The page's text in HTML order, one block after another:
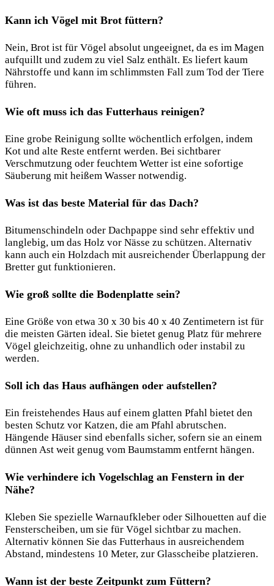
Kann ich Vögel mit Brot füttern?
Nein, Brot ist für Vögel absolut ungeeignet, da es im Magen
aufquillt und zudem zu viel Salz enthält. Es liefert kaum
Nährstoffe und kann im schlimmsten Fall zum Tod der Tiere
führen.
Wie oft muss ich das Futterhaus reinigen?
Eine grobe Reinigung sollte wöchentlich erfolgen, indem
Kot und alte Reste entfernt werden. Bei sichtbarer
Verschmutzung oder feuchtem Wetter ist eine sofortige
Säuberung mit heißem Wasser notwendig.
Was ist das beste Material für das Dach?
Bitumenschindeln oder Dachpappe sind sehr effektiv und
langlebig, um das Holz vor Nässe zu schützen. Alternativ
kann auch ein Holzdach mit ausreichender Überlappung der
Bretter gut funktionieren.
Wie groß sollte die Bodenplatte sein?
Eine Größe von etwa 30 x 30 bis 40 x 40 Zentimetern ist für
die meisten Gärten ideal. Sie bietet genug Platz für mehrere
Vögel gleichzeitig, ohne zu unhandlich oder instabil zu
werden.
Soll ich das Haus aufhängen oder aufstellen?
Ein freistehendes Haus auf einem glatten Pfahl bietet den
besten Schutz vor Katzen, die am Pfahl abrutschen.
Hängende Häuser sind ebenfalls sicher, sofern sie an einem
dünnen Ast weit genug vom Baumstamm entfernt hängen.
Wie verhindere ich Vogelschlag an Fenstern in der
Nähe?
Kleben Sie spezielle Warnaufkleber oder Silhouetten auf die
Fensterscheiben, um sie für Vögel sichtbar zu machen.
Alternativ können Sie das Futterhaus in ausreichendem
Abstand, mindestens 10 Meter, zur Glasscheibe platzieren.
Wann ist der beste Zeitpunkt zum Füttern?